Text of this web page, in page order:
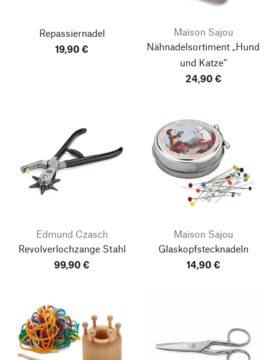
Repassiernadel
19,90 €
Maison Sajou
Nähnadelsortiment „Hund
und Katze“
24,90 €
Edmund Czasch
Revolverlochzange Stahl
99,90 €
Maison Sajou
Glaskopfstecknadeln
14,90 €